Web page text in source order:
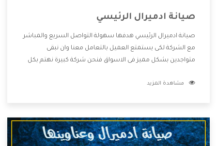
صيانة ادميرال الرئيسي
صيانة ادميرال الرئيسي هدفها سهولة التواصل السريع والمباشر
مع الشركة لكى يستمتع العميل بالتعامل معنا وان نبقى
متواجدين بشكل مميز فى الاسواق فنحن شركة كبيرة نهتم بكل
الشركة بها والتى تكون منها خدمة الصيانة التى تكون من أهم
وأقوى الأسعار التى تكون مناسبة لكثير من العملاء
مشاهدة المزيد